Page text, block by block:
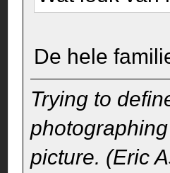
De hele
Trying to
picture. (Eric